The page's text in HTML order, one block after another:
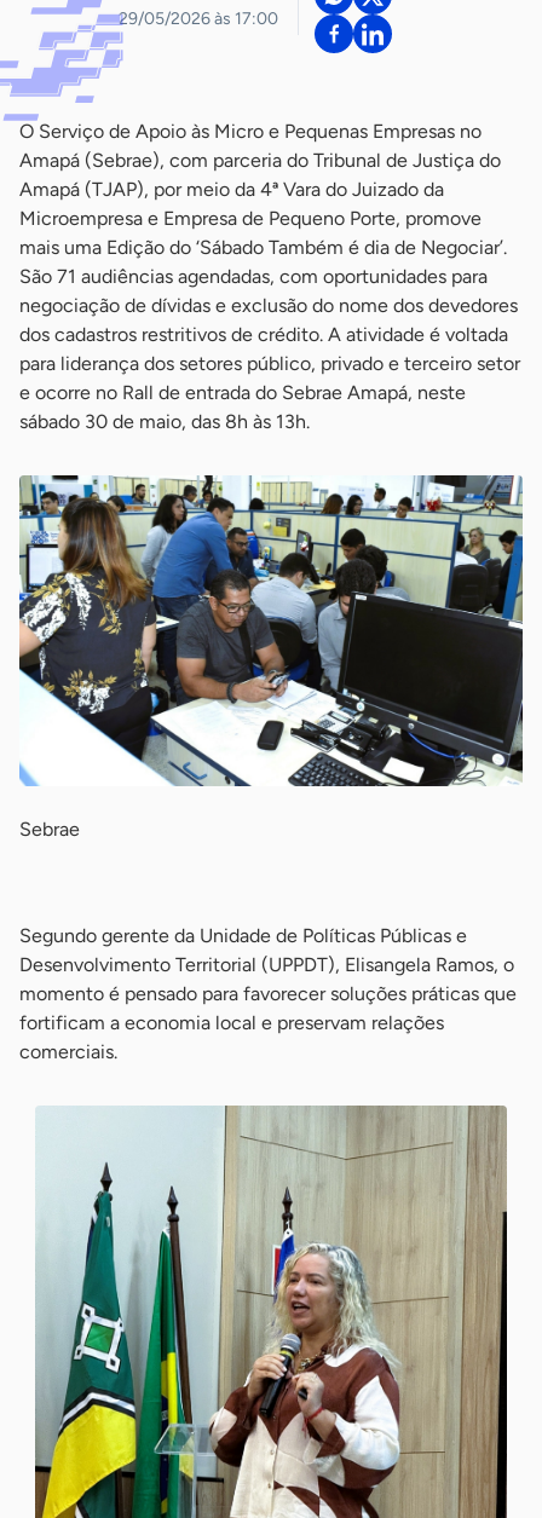
29/05/2026 às 17:00
O Serviço de Apoio às Micro e Pequenas Empresas no
Amapá (Sebrae), com parceria do Tribunal de Justiça do
Amapá (TJAP), por meio da 4ª Vara do Juizado da
Microempresa e Empresa de Pequeno Porte, promove
mais uma Edição do ‘Sábado Também é dia de Negociar’.
São 71 audiências agendadas, com oportunidades para
negociação de dívidas e exclusão do nome dos devedores
dos cadastros restritivos de crédito. A atividade é voltada
para liderança dos setores público, privado e terceiro setor
e ocorre no Rall de entrada do Sebrae Amapá, neste
sábado 30 de maio, das 8h às 13h.
Sebrae
Segundo gerente da Unidade de Políticas Públicas e
Desenvolvimento Territorial (UPPDT), Elisangela Ramos, o
momento é pensado para favorecer soluções práticas que
fortificam a economia local e preservam relações
comerciais.